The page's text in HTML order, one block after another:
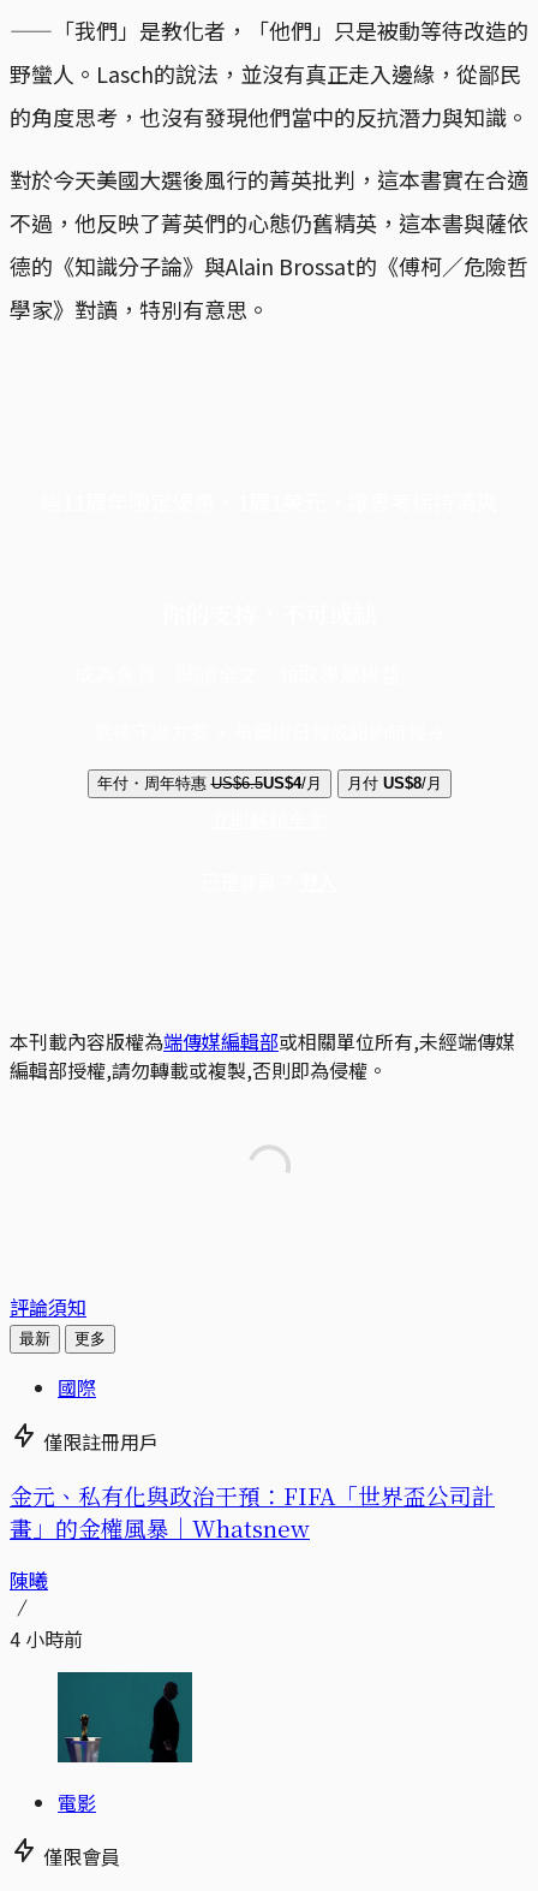
——「我們」是教化者，「他們」只是被動等待改造的
野蠻人。Lasch的說法，並沒有真正走入邊緣，從鄙民
的角度思考，也沒有發現他們當中的反抗潛力與知識。
對於今天美國大選後風行的菁英批判，這本書實在合適
不過，他反映了菁英們的心態仍舊精英，這本書與薩依
德的《知識分子論》與Alain Brossat的《傅柯／危險哲
學家》對讀，特別有意思。
年付・周年特惠 US$6.5US$4/月 月付 US$8/月
本刊載內容版權為端傳媒編輯部或相關單位所有,未經端傳媒
編輯部授權,請勿轉載或複製,否則即為侵權。
評論須知
最新 更多
國際
僅限註冊用戶
金元、私有化與政治干預：FIFA「世界盃公司計
畫」的金權風暴｜Whatsnew
陳曦
4 小時前
電影
僅限會員